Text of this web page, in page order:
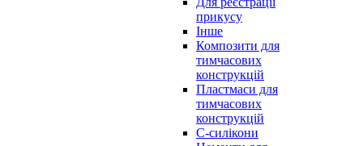
прикусу
Інше
Композити для
тимчасових
конструкцій
Пластмаси для
тимчасових
конструкцій
С-силікони